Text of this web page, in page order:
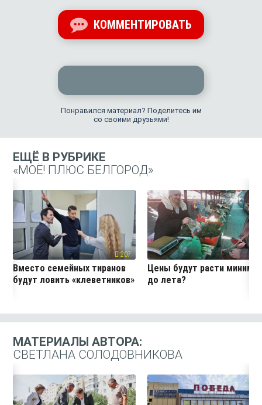
КОММЕНТИРОВАТЬ
Понравился материал? Поделитесь им
со своими друзьями!
ЕЩЁ В РУБРИКЕ
«МОЁ! ПЛЮС БЕЛГОРОД»
207
Вместо семейных тиранов
будут ловить «клеветников»
Цены будут расти
до лета?
МАТЕРИАЛЫ АВТОРА:
СВЕТЛАНА СОЛОДОВНИКОВА